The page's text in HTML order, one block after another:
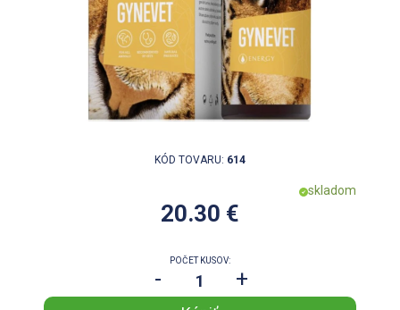
KÓD TOVARU: 614
skladom
20.30 €
POČET KUSOV:
- +